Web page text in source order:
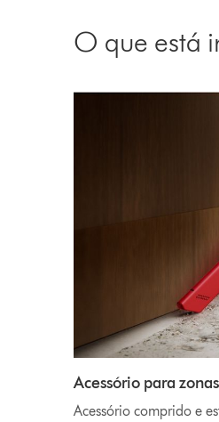
O que está
Acessório para
Acessório comprido e